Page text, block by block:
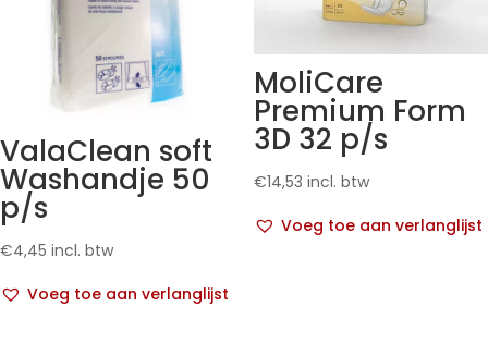
ValaClean soft
Washandje 50
p/s
€4,45 incl. btw
Voeg toe aan verlanglijst
MoliCare
Premium Form
3D 32 p/s
€14,53 incl. btw
Voeg toe aan verlanglijst